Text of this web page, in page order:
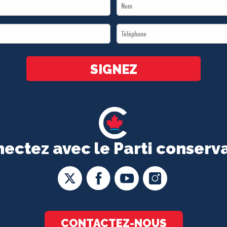
avec le Parti
CONTACTEZ-NOUS
Last
Name
Téléphone
*
SIGNEZ